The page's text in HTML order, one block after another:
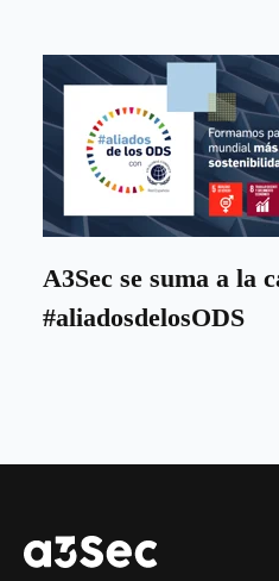
A3Sec se suma a la
#aliadosdelosODS